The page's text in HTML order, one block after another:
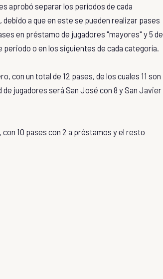
aprobó separar los períodos de cada
a que en este se pueden realizar pases
en préstamo de jugadores "mayores" y 5 de
o en los siguientes de cada categoría.
con un total de 12 pases, de los cuales 11 son
jugadores será San José con 8 y San Javier
10 pases con 2 a préstamos y el resto